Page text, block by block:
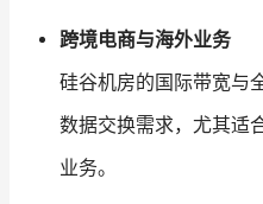
跨境电商与海外业务
硅谷机房的国际带宽与
数据交换需求，尤其适
业务。